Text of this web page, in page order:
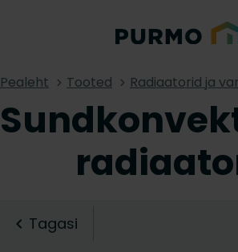
Pealeht Tooted Radiaatorid ja
Tagasi